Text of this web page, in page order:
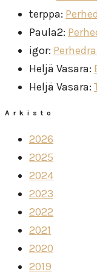
terppa:
Paula2:
igor:
Heljä Vasara:
Heljä Vasara:
Arkisto
2026
2025
2024
2023
2022
2021
2020
2019